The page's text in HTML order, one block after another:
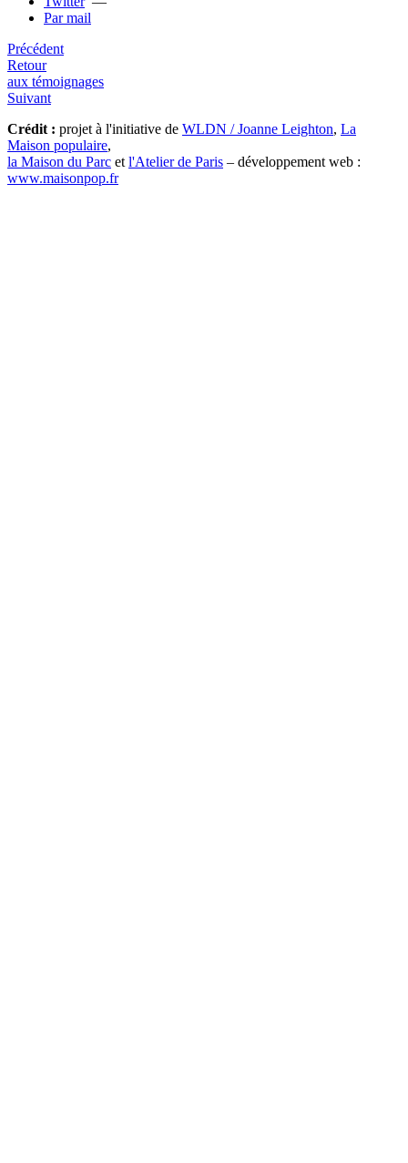
Par mail
Précédent
Retour
aux témoignages
Suivant
Crédit : projet à l'initiative de WLDN / Joanne Leighton, La
Maison populaire,
la Maison du Parc et l'Atelier de Paris – développement web :
www.maisonpop.fr